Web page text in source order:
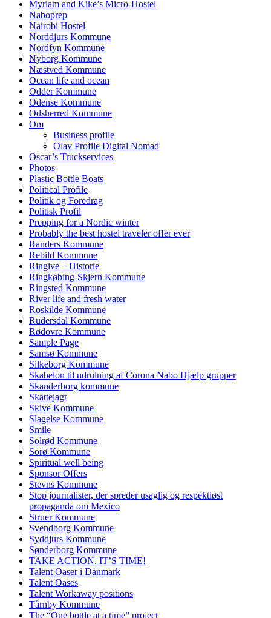
Myriam and Kike’s Micro-Hostel
Naboprep
Nairobi Hostel
Norddjurs Kommune
Nordfyn Kommune
Nyborg Kommune
Næstved Kommune
Ocean life and ocean
Odder Kommune
Odense Kommune
Odsherred Kommune
Om
Business profile
Olav Profile Digital Nomad
Oscar’s Truckservices
Photos
Plastic Bottle Boats
Political Profile
Politik og Foredrag
Politisk Profil
Prepping for a Nordic winter
Probably the best hostel traveler offer ever
Randers Kommune
Rebild Kommune
Ringive – Historie
Ringkøbing-Skjern Kommune
Ringsted Kommune
River life and fresh water
Roskilde Kommune
Rudersdal Kommune
Rødovre Kommune
Sample Page
Samsø Kommune
Silkeborg Kommune
Skabelon til udrulning af Corona Nabo Hjælp grupper
Skanderborg kommune
Skattejagt
Skive Kommune
Slagelse Kommune
Smile
Solrød Kommune
Sorø Kommune
Spiritual well being
Sponsor Offers
Stevns Kommune
Stop journalister, der spreder usaglig og respektløst
propaganda om Mexico
Struer Kommune
Svendborg Kommune
Syddjurs Kommune
Sønderborg Kommune
TAKE ACTION. IT’S TIME!
Talent Oaser i Danmark
Talent Oases
Talent Workaway positions
Tårnby Kommune
The “One bottle at a time” project